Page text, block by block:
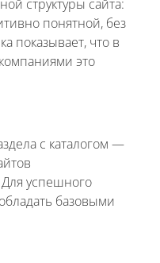
структуры сайта:
понятной, без
показывает, что в
это
с каталогом —
успешного
базовыми